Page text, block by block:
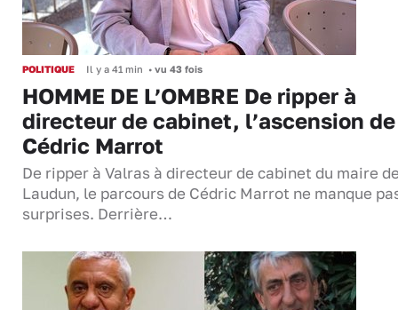
POLITIQUE Il y a 41 min • vu 43 fois
HOMME DE L’OMBRE De ripper à
directeur de cabinet, l’ascension de
Cédric Marrot
De ripper à Valras à directeur de cabinet du maire
Laudun, le parcours de Cédric Marrot ne manque
surprises. Derrière…